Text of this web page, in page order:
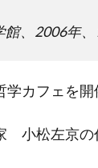
、2006年、
カフェを開
小松左京の